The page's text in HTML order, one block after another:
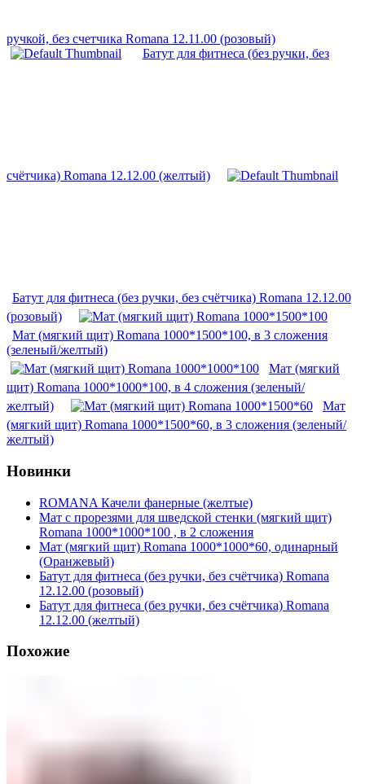
ручкой, без счетчика Romana 12.11.00 (розовый)
Батут для фитнеса (без ручки, без
счётчика) Romana 12.12.00 (желтый)
Батут для фитнеса (без ручки, без счётчика) Romana 12.12.00
(розовый)
Мат (мягкий щит) Romana 1000*1500*100, в 3 сложения
(зеленый/желтый)
Мат (мягкий
щит) Romana 1000*1000*100, в 4 сложения (зеленый/
желтый)
Мат
(мягкий щит) Romana 1000*1500*60, в 3 сложения (зеленый/
желтый)
Новинки
ROMANA Качели фанерные (желтые)
Мат с прорезями для шведской стенки (мягкий щит)
Romana 1000*1000*100 , в 2 сложения
Мат (мягкий щит) Romana 1000*1000*60, одинарный
(Оранжевый)
Батут для фитнеса (без ручки, без счётчика) Romana
12.12.00 (розовый)
Батут для фитнеса (без ручки, без счётчика) Romana
12.12.00 (желтый)
Похожие